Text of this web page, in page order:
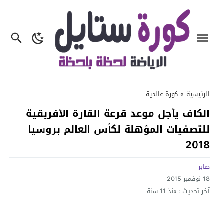
الرئيسية » كورة عالمية
الكاف يأجل موعد قرعة القارة الأفريقية
للتصفيات المؤهلة لكأس العالم بروسيا
2018
صابر
18 نوفمبر 2015
آخر تحديث : منذ 11 سنة